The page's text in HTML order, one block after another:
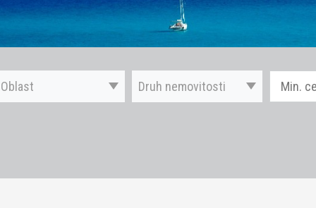
Oblast Druh nemovitosti